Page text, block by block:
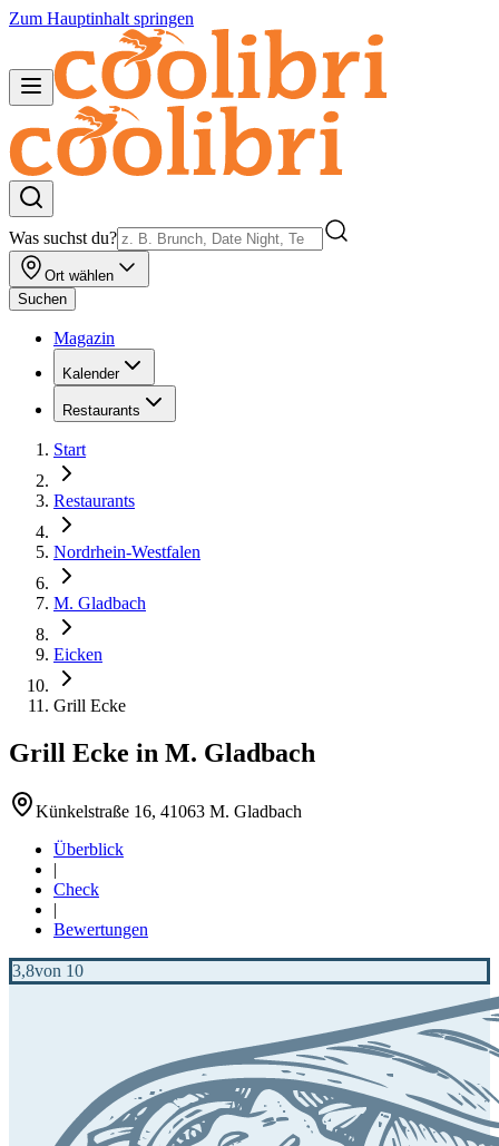
Zum Hauptinhalt springen
Was suchst du?
Ort wählen
Suchen
Magazin
Kalender
Restaurants
Start
Restaurants
Nordrhein-Westfalen
M. Gladbach
Eicken
Grill Ecke
Grill Ecke in M. Gladbach
Künkelstraße 16, 41063 M. Gladbach
Überblick
|
Check
|
Bewertungen
3,8von 10